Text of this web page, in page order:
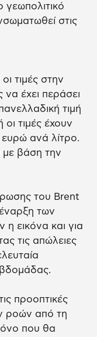
στις
τιμές στην
να έχει περάσει
τιμή
τιμές έχουν
ευρώ ανά λίτρο.
με βάση την
του Brent
των
εικόνα και για
τις απώλειες
προοπτικές
ροών από τη
που θα